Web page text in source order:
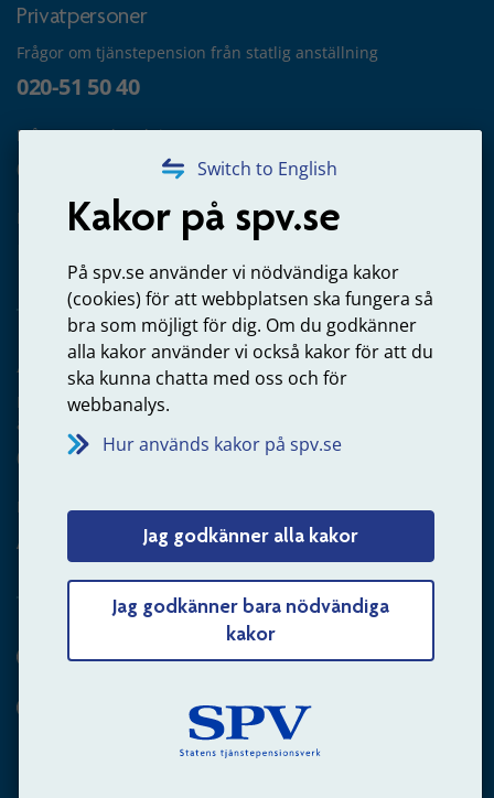
Switch to English
Kakor på spv.se
På spv.se använder vi nödvändiga kakor
(cookies) för att webbplatsen ska fungera så
bra som möjligt för dig. Om du godkänner
alla kakor använder vi också kakor för att du
ska kunna chatta med oss och för
webbanalys.
Hur används kakor på spv.se
Jag godkänner alla kakor
Jag godkänner bara nödvändiga
kakor
Privatpersoner
Frågor om tjänstepension från statlig anställning
020-51 50 40
Frågor om utbetalning
020-65 00 65
Kontakta oss
Arbetsgivare
Frågor om administration av tjänstepension från statlig
anställning
060-18 75 03
Kontakta oss
Arbetsgivare – skicka mejl till oss
Hitta svaret på din fråga
Andra sätt att kontakta oss